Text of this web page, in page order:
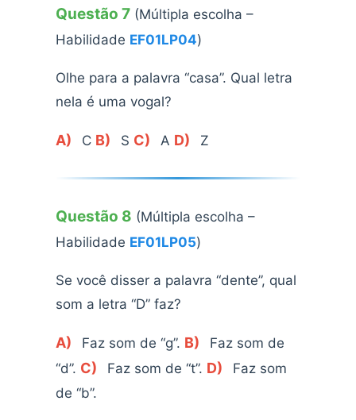
Questão 7 (Múltipla escolha –
Habilidade EF01LP04)
Olhe para a palavra “casa”. Qual letra
nela é uma vogal?
A) C B) S C) A D) Z
Questão 8 (Múltipla escolha –
Habilidade EF01LP05)
Se você disser a palavra “dente”, qual
som a letra “D” faz?
A) Faz som de “g”. B)
Faz som de
“d”. C) Faz som de “t”. D)
Faz som
de “b”.